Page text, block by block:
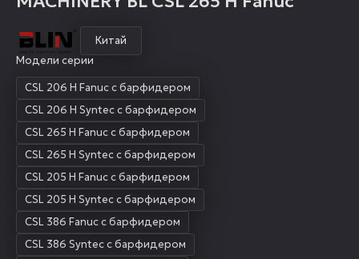
Китай
Модели серии
CSL 206 H Fanuc с барфидером
CSL 206 H Syntec с барфидером
CSL 265 H Fanuc с барфидером
CSL 265 H Syntec с барфидером
CSL 205 H Fanuc с барфидером
CSL 205 H Syntec с барфидером
CSL 386 Fanuc с барфидером
CSL 386 Syntec с барфидером